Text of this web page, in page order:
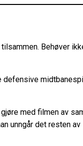
Behøver
defensive
med filmen av
unngår det resten